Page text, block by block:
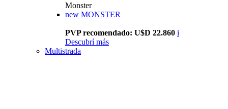
Monster
new MONSTER
PVP recomendado: U$D 22.860 i
Descubrí más
Multistrada